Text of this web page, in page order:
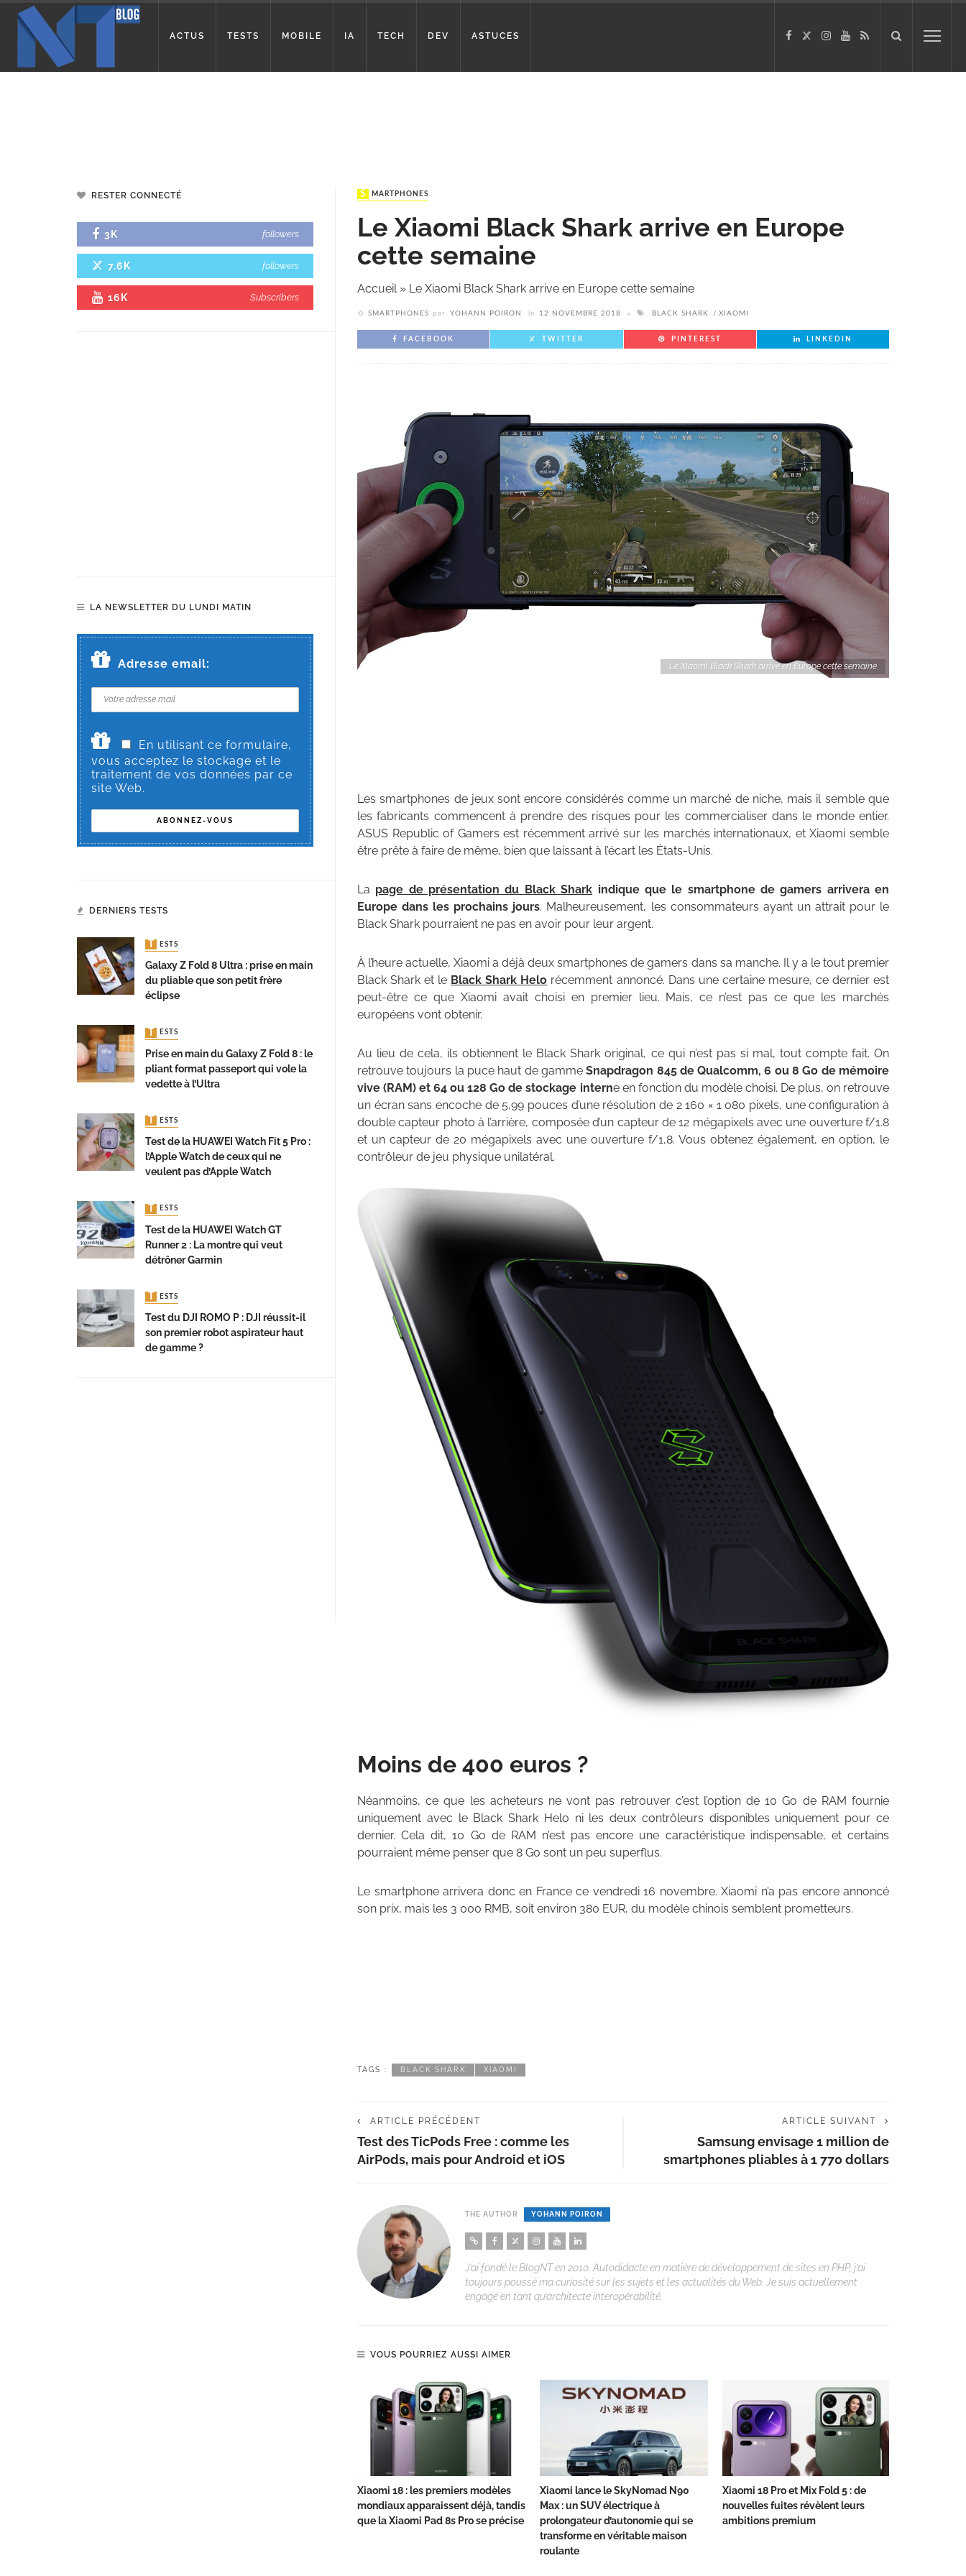
ACTUS TESTS MOBILE IA TECH DEV ASTUCES
SMARTPHONES
Le Xiaomi Black Shark arrive en Europe
cette semaine
Accueil» Le Xiaomi Black Shark arrive en Europe cette semaine
SMARTPHONES par YOHANN POIRON le 12 NOVEMBRE 2018 BLACK SHARK XIAOMI
FACEBOOK TWITTER PINTEREST LINKEDIN
Le Xiaomi Black Shark arrive en Europe cette semaine
Les smartphones de jeux sont encore considérés comme un marché de niche, mais il semble que
les fabricants commencent à prendre des risques pour les commercialiser dans le monde entier.
ASUS Republic of Gamers est récemment arrivé sur les marchés internationaux, et Xiaomi semble
être prête à faire de même, bien que laissant à l’écart les États-Unis.
La page de présentation du Black Shark indique que le smartphone de gamers arrivera en
Europe dans les prochains jours. Malheureusement, les consommateurs ayant un attrait pour le
Black Shark pourraient ne pas en avoir pour leur argent.
À l’heure actuelle, Xiaomi a déjà deux smartphones de gamers dans sa manche. Il y a le tout premier
Black Shark et le Black Shark Helo récemment annoncé. Dans une certaine mesure, ce dernier est
peut-être ce que Xiaomi avait choisi en premier lieu. Mais, ce n’est pas ce que les marchés
européens vont obtenir.
Au lieu de cela, ils obtiennent le Black Shark original, ce qui n’est pas si mal, tout compte fait. On
retrouve toujours la puce haut de gammeSnapdragon 845 de Qualcomm, 6 ou 8 Go de mémoire
vive (RAM) et 64 ou 128 Go de stockage interne en fonction du modèle choisi. De plus, on retrouve
un écran sans encoche de 5,99 pouces d’une résolution de 2 160 × 1 080 pixels, une configuration à
double capteur photo à l’arrière, composée d’un capteur de 12 mégapixels avec une ouverture f/1.8
et un capteur de 20 mégapixels avec une ouverture f/1,8. Vous obtenez également, en option, le
contrôleur de jeu physique unilatéral.
Moins de 400 euros ?
Néanmoins, ce que les acheteurs ne vont pas retrouver c’est l’option de 10 Go de RAM fournie
uniquement avec le Black Shark Helo ni les deux contrôleurs disponibles uniquement pour ce
dernier. Cela dit, 10 Go de RAM n’est pas encore une caractéristique indispensable, et certains
pourraient même penser que 8 Go sont un peu superflus.
Le smartphone arrivera donc en France ce vendredi 16 novembre. Xiaomi n’a pas encore annoncé
son prix, mais les 3 000 RMB, soit environ 380 EUR, du modèle chinois semblent prometteurs.
TAGS : BLACK SHARK XIAOMI
ARTICLE PRÉCÉDENT
Test des TicPods Free : comme les
AirPods, mais pour Android et iOS
ARTICLE SUIVANT
Samsung envisage 1 million de
smartphones pliables à 1 770 dollars
THE AUTHOR YOHANN POIRON
J’ai fondé le BlogNT en 2010. Autodidacte en matière de développement de sites en PHP, j’ai
toujours poussé ma curiosité sur les sujets et les actualités du Web. Je suis actuellement
engagé en tant qu’architecte interopérabilité.
VOUS POURRIEZ AUSSI AIMER
Xiaomi 18 : les premiers modèles
mondiaux apparaissent déjà, tandis
que la Xiaomi Pad 8s Pro se précise
Xiaomi lance le SkyNomad N90
Max : un SUV électrique à
prolongateur d’autonomie qui se
transforme en véritable maison
roulante
Xiaomi 18 Pro et Mix Fold 5 : de
nouvelles fuites révèlent leurs
ambitions premium
RESTER CONNECTÉ
3K followers
7.6K followers
16K Subscribers
LA NEWSLETTER DU LUNDI MATIN
Adresse email:
En utilisant ce formulaire,
vous acceptez le stockage et le
traitement de vos données par ce
site Web.
DERNIERS TESTS
TESTS
Galaxy Z Fold 8 Ultra : prise en main
du pliable que son petit frère
éclipse
TESTS
Prise en main du Galaxy Z Fold 8 : le
pliant format passeport qui vole la
vedette à l’Ultra
TESTS
Test de la HUAWEI Watch Fit 5 Pro :
l’Apple Watch de ceux qui ne
veulent pas d’Apple Watch
TESTS
Test de la HUAWEI Watch GT
Runner 2 : La montre qui veut
détrôner Garmin
TESTS
Test du DJI ROMO P : DJI réussit-il
son premier robot aspirateur haut
de gamme ?